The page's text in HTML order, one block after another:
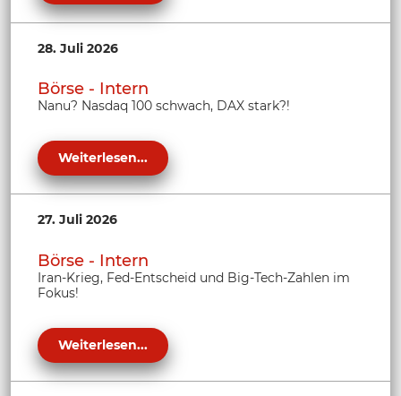
28. Juli 2026
Börse - Intern
Nanu? Nasdaq 100 schwach, DAX stark?!
Weiterlesen...
27. Juli 2026
Börse - Intern
Iran-Krieg, Fed-Entscheid und Big-Tech-Zahlen im
Fokus!
Weiterlesen...